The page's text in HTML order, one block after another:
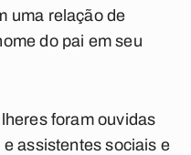
uma relação de
do pai em seu
foram ouvidas
assistentes sociais e